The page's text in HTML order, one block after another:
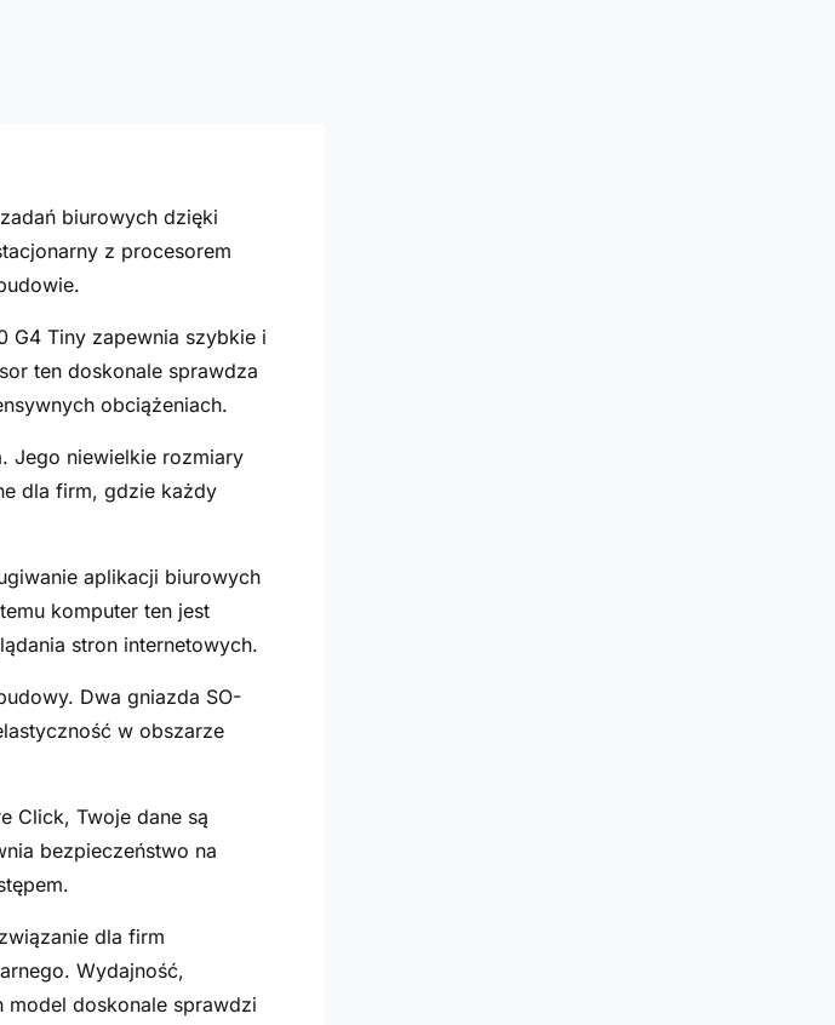
biurowych dzięki
z procesorem
G4 Tiny zapewnia szybkie i
ten doskonale sprawdza
obciążeniach.
Jego niewielkie rozmiary
dla firm, gdzie każdy
aplikacji biurowych
komputer ten jest
stron internetowych.
Dwa gniazda SO-
w obszarze
Click, Twoje dane są
bezpieczeństwo na
dla firm
Wydajność,
model doskonale sprawdzi